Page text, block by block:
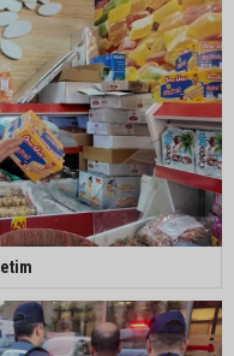
Sevinç Parkı’nda bakım
AK Parti’ye Yüreğir çıkışı:
üyelerimize ne yaptınız?